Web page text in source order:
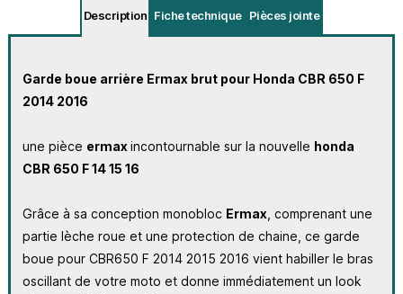
Description Fiche technique Pièces jointe
Garde boue arrière Ermax brut pour Honda CBR 650 F
2014 2016
une pièce ermax incontournable sur la nouvelle honda
CBR 650 F 14 15 16
Grâce à sa conception monobloc Ermax , comprenant une
partie lèche roue et une protection de chaine, ce garde
boue pour CBR650 F 2014 2015 2016 vient habiller le bras
oscillant de votre moto et donne immédiatement un look